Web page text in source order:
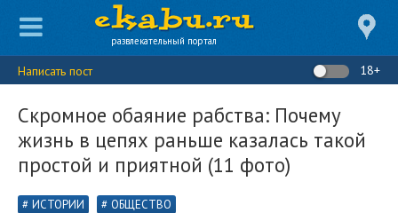
развлекательный портал
Написать пост 18+
Скромное обаяние рабства: Почему
жизнь в цепях раньше казалась такой
простой и приятной (11 фото)
ИСТОРИИ ОБЩЕСТВО